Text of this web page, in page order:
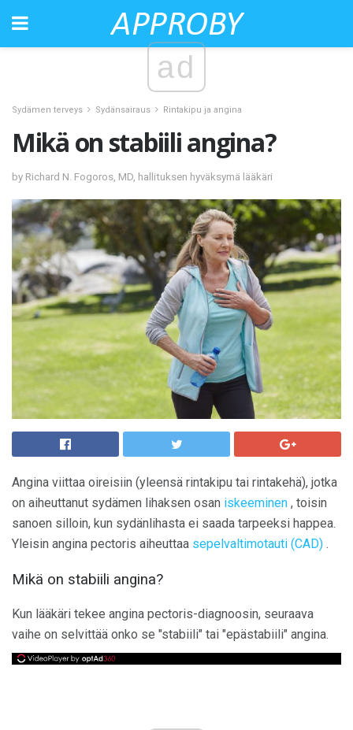
ad
Sydämen terveys Sydänsairaus Rintakipu ja angina
Mikä on stabiili angina?
by Richard N. Fogoros, MD, hallituksen hyväksymä lääkäri
Angina viittaa oireisiin (yleensä rintakipu tai rintakehä), jotka
on aiheuttanut sydämen lihaksen osan iskeeminen , toisin
sanoen silloin, kun sydänlihasta ei saada tarpeeksi happea.
Yleisin angina pectoris aiheuttaa sepelvaltimotauti (CAD) .
Mikä on stabiili angina?
Kun lääkäri tekee angina pectoris-diagnoosin, seuraava
vaihe on selvittää onko se "stabiili" tai "epästabiili" angina.